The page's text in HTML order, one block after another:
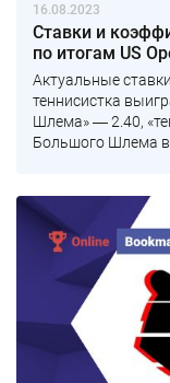
16.08.2023
Ставки и
по итогам US
Актуальные
теннисистка
Шлема» ― 2.40,
Большого Шлема в